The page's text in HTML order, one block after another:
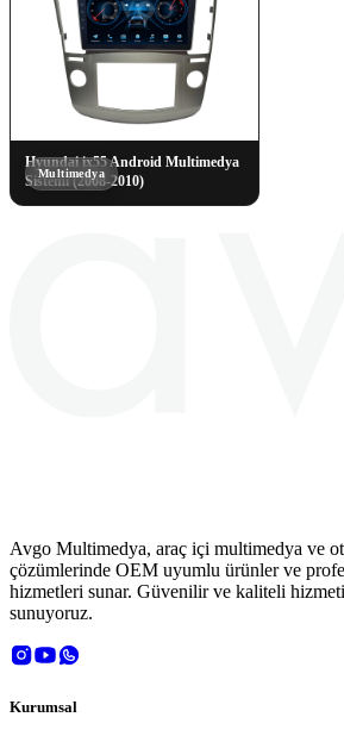
Hyundai ix55 Android Multimedya
Sistemi (2008-2010)
Multimedya
Avgo Multimedya, araç içi multimedya ve
çözümlerinde OEM uyumlu ürünler ve
hizmetleri sunar. Güvenilir ve kaliteli hizmeti
sunuyoruz.
Kurumsal